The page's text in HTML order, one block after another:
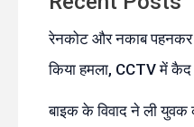
रेनकोट और नकाब पहनकर
किया हमला, CCTV में कैद
बाइक के विवाद ने ली